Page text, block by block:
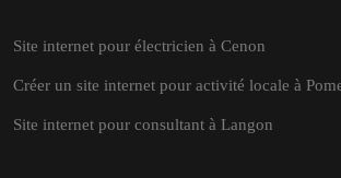
Site internet pour électricien à Cenon
Créer un site internet pour activité locale à
Site internet pour consultant à Langon